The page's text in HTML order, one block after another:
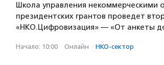
Школа управления некоммерческими
президентских грантов проведет
«НКО.Цифровизация» — «От анкеты
Начало: 10:00 · Онлайн · НКО-сектор